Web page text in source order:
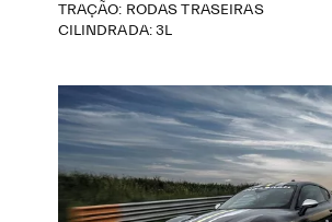
TRAÇÃO: RODAS TRASEIRAS
CILINDRADA: 3L